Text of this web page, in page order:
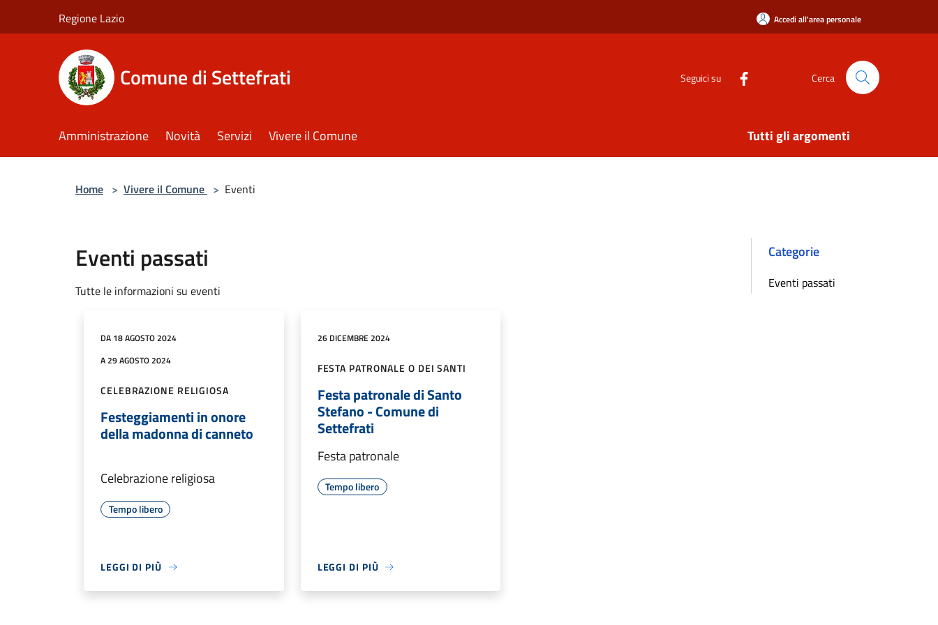
Regione Lazio Accedi all'area personale
Comune di Settefrati Seguici su Cerca
Amministrazione Novità Servizi Vivere il Comune Tutti gli argomenti
Home > Vivere il Comune > Eventi
Eventi passati
Tutte le informazioni su eventi
DA 18 AGOSTO 2024
A 29 AGOSTO 2024
CELEBRAZIONE RELIGIOSA
Festeggiamenti in onore
della madonna di canneto
Celebrazione religiosa
Tempo libero
LEGGI DI PIÙ
26 DICEMBRE 2024
FESTA PATRONALE O DEI SANTI
Festa patronale di Santo
Stefano - Comune di
Settefrati
Festa patronale
Tempo libero
LEGGI DI PIÙ
Categorie
Eventi passati